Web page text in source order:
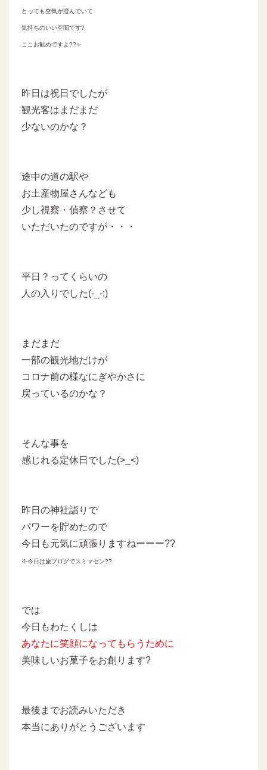
とっても空気が澄んでいて
気持ちのいい空間です?
ここお勧めですよ??✨
昨日は祝日でしたが
観光客はまだまだ
少ないのかな？
途中の道の駅や
お土産物屋さんなども
少し視察・偵察？させて
いただいたのですが・・・
平日？ってくらいの
人の入りでした(-_-;)
まだまだ
一部の観光地だけが
コロナ前の様なにぎやかさに
戻っているのかな？
そんな事を
感じれる定休日でした(>_<)
昨日の神社詣りで
パワーを貯めたので
今日も元気に頑張りますねーーー??
※今日は旅ブログでスミマセン??
では
今日もわたくしは
あなたに笑顔になってもらうために
美味しいお菓子をお創ります?
最後までお読みいただき
本当にありがとうございます